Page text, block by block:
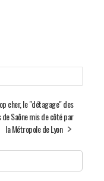
cher, le "détagage" des
de Saône mis de côté par
la Métropole de Lyon